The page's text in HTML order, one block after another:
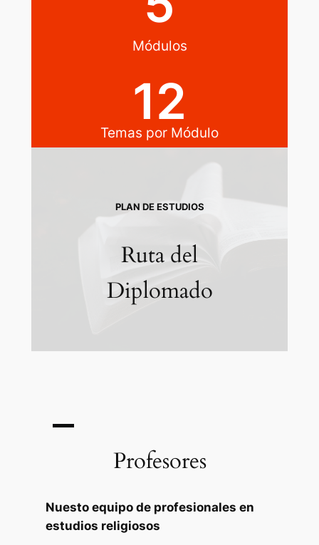
Módulos​
Temas por Módulo
12
PLAN DE ESTUDIOS
Ruta del
Diplomado
Profesores
Nuesto equipo de profesionales en
estudios religiosos